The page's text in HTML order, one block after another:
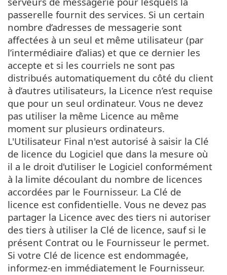
passerelle fournit des services. Si un certain
nombre d’adresses de messagerie sont
affectées à un seul et même utilisateur (par
l’intermédiaire d’alias) et que ce dernier les
accepte et si les courriels ne sont pas
distribués automatiquement du côté du client
à d’autres utilisateurs, la Licence n’est requise
que pour un seul ordinateur. Vous ne devez
pas utiliser la même Licence au même
moment sur plusieurs ordinateurs.
L'Utilisateur Final n'est autorisé à saisir la Clé
de licence du Logiciel que dans la mesure où
il a le droit d'utiliser le Logiciel conformément
à la limite découlant du nombre de licences
accordées par le Fournisseur. La Clé de
licence est confidentielle. Vous ne devez pas
partager la Licence avec des tiers ni autoriser
des tiers à utiliser la Clé de licence, sauf si le
présent Contrat ou le Fournisseur le permet.
Si votre Clé de licence est endommagée,
informez-en immédiatement le Fournisseur.